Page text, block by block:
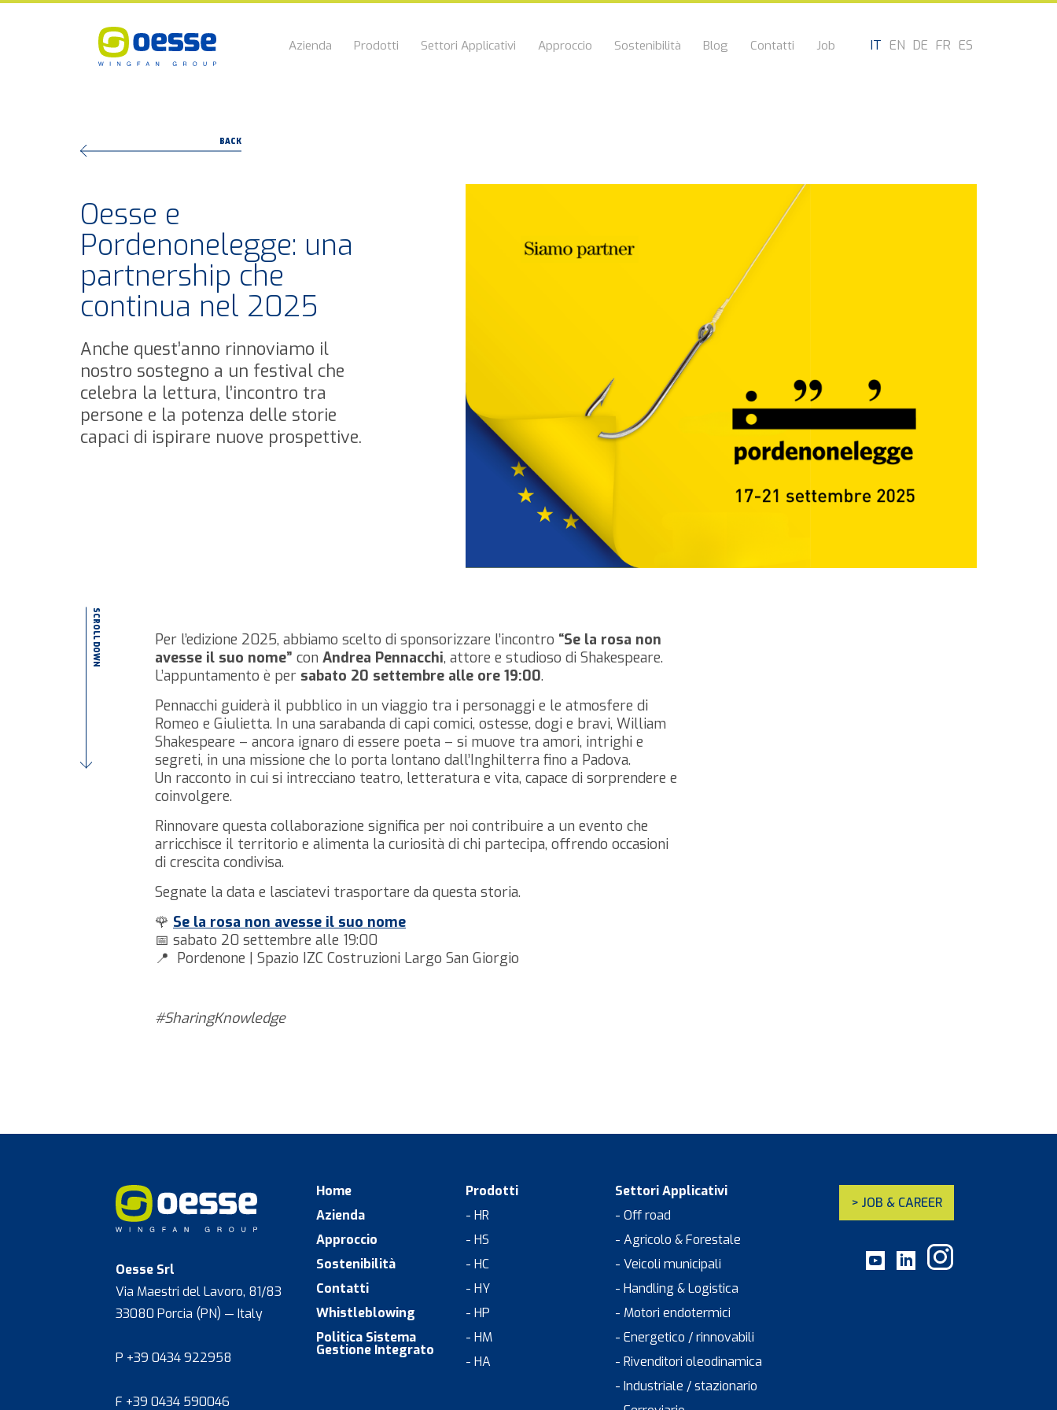
Azienda Prodotti Settori Applicativi Approccio Sostenibilità Blog Contatti Job IT EN DE FR ES
BACK
Oesse e
Pordenonelegge: una
partnership che
continua nel 2025
Anche quest’anno rinnoviamo il
nostro sostegno a un festival che
celebra la lettura, l’incontro tra
persone e la potenza delle storie
capaci di ispirare nuove prospettive.
SCROLL DOWN Per l’edizione 2025, abbiamo scelto di sponsorizzare l’incontro “Se la rosa non
avesse il suo nome” con Andrea Pennacchi, attore e studioso di Shakespeare.
L’appuntamento è per sabato 20 settembre alle ore 19:00.
Pennacchi guiderà il pubblico in un viaggio tra i personaggi e le atmosfere di
Romeo e Giulietta. In una sarabanda di capi comici, ostesse, dogi e bravi, William
Shakespeare – ancora ignaro di essere poeta – si muove tra amori, intrighi e
segreti, in una missione che lo porta lontano dall’Inghilterra fino a Padova.
Un racconto in cui si intrecciano teatro, letteratura e vita, capace di sorprendere e
coinvolgere.
Rinnovare questa collaborazione significa per noi contribuire a un evento che
arricchisce il territorio e alimenta la curiosità di chi partecipa, offrendo occasioni
di crescita condivisa.
Segnate la data e lasciatevi trasportare da questa storia.
🌹 Se la rosa non avesse il suo nome
📅 sabato 20 settembre alle 19:00
📍 Pordenone | Spazio IZC Costruzioni Largo San Giorgio
#SharingKnowledge
Oesse Srl
Via Maestri del Lavoro, 81/83
33080 Porcia (PN) — Italy
P +39 0434 922958
F +39 0434 590046
Home
Azienda
Approccio
Sostenibilità
Contatti
Whistleblowing
Politica Sistema
Gestione Integrato
Prodotti
- HR
- HS
- HC
- HY
- HP
- HM
- HA
Settori Applicativi
- Off road
- Agricolo & Forestale
- Veicoli municipali
- Handling & Logistica
- Motori endotermici
- Energetico / rinnovabili
- Rivenditori oleodinamica
- Industriale / stazionario
> JOB & CAREER